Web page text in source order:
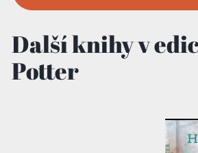
Další knihy v
Potter